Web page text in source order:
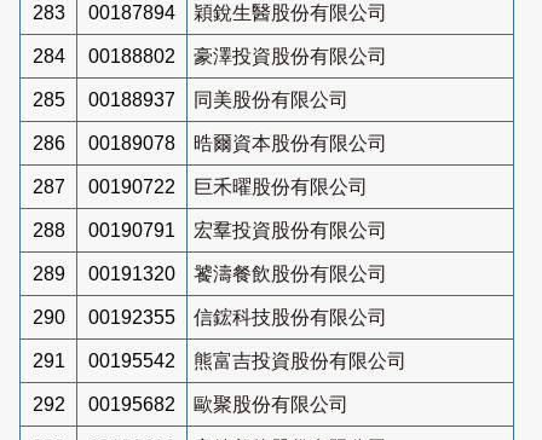
283 00187894 穎銳生醫股份有限公司
284 00188802 豪澤投資股份有限公司
285 00188937 同美股份有限公司
286 00189078 晧爾資本股份有限公司
287 00190722 巨禾曜股份有限公司
288 00190791 宏羣投資股份有限公司
289 00191320 饕濤餐飲股份有限公司
290 00192355 信鋐科技股份有限公司
291 00195542 熊富吉投資股份有限公司
292 00195682 歐聚股份有限公司